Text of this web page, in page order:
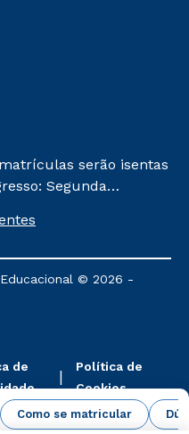
Como se matricular
serão isentas
Segunda
matrícula será de R$
cursos: Ensino
e Metodologia
Atuais.
© 2026 -
de
Política de
Cookies